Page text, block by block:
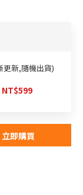
更新,隨機出貨)
NT$599
立即購買